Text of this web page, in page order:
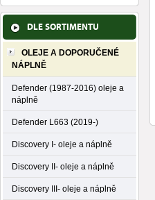
DLE SORTIMENTU
OLEJE A DOPORUČENÉ
NÁPLNĚ
Defender (1987-2016) oleje a
náplně
Defender L663 (2019-)
Discovery I- oleje a náplně
Discovery II- oleje a náplně
Discovery III- oleje a náplně